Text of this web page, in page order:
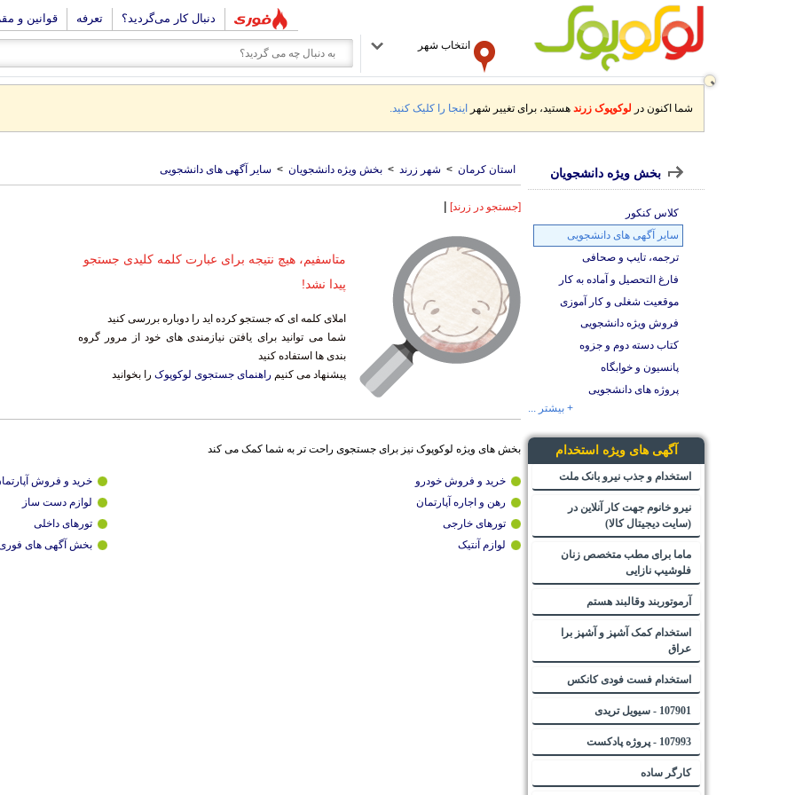
دنبال کار می‌گردید؟ تعرفه قوانین و
انتخاب شهر
شما اکنون در لوکوپوک زرند هستید، برای تغییر شهر اینجا را کلیک کنید.
استان کرمان > شهر زرند > بخش ویژه دانشجویان > سایر آگهی های دانشجویی
[جستجو در زرند] |
متاسفیم، هیچ نتیجه برای عبارت کلمه کلیدی جستجو
پیدا نشد!
املای کلمه ای که جستجو کرده اید را دوباره بررسی کنید
شما می توانید برای یافتن نیازمندی های خود از مرور گروه
بندی ها استفاده کنید
پیشنهاد می کنیم راهنمای جستجوی لوکوپوک را بخوانید
بخش های ویژه لوکوپوک نیز برای جستجوی راحت تر به شما کمک می کند
خرید و فروش خودرو
خرید و فروش
رهن و اجاره آپارتمان
لوازم دست ساز
تورهای خارجی
تورهای داخلی
لوازم آنتیک
بخش آگهی های
بخش ویژه دانشجویان
کلاس کنکور
سایر آگهی های دانشجویی
ترجمه، تایپ و صحافی
فارغ التحصیل و آماده به کار
موقعیت شغلی و کار آموزی
فروش ویژه دانشجویی
کتاب دسته دوم و جزوه
پانسیون و خوابگاه
پروژه های دانشجویی
+ بیشتر ...
آگهی های ویژه استخدام
استخدام و جذب نیرو بانک ملت
نیرو خانوم جهت کار آنلاین در
(سایت دیجیتال کالا)
ماما برای مطب متخصص زنان
فلوشیپ نازایی
آرموتوربند وقالبند هستم
استخدام کمک آشپز و آشپز برا
عراق
استخدام فست فودی کانکس
107901 - سیویل تریدی
107993 - پروژه پادکست
کارگر ساده